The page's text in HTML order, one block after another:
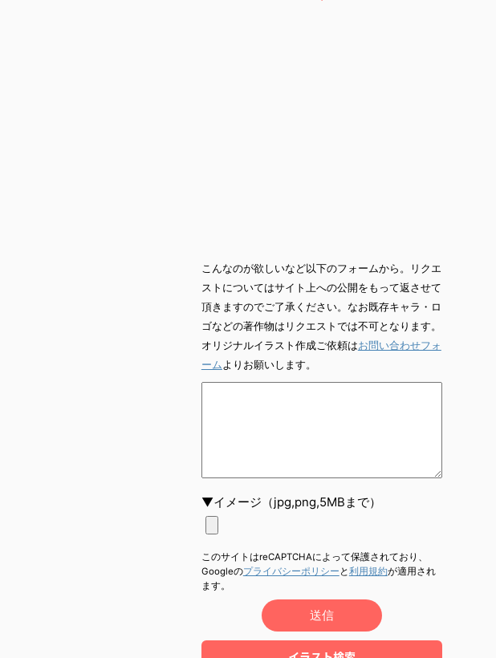
こんなのが欲しいなど以下のフォームから。リクエ
ストについてはサイト上への公開をもって返させて
頂きますのでご了承ください。なお既存キャラ・ロ
ゴなどの著作物はリクエストでは不可となります。
オリジナルイラスト作成ご依頼はお問い合わせフォ
ーム よりお願いします。
▼イメージ（jpg,png,5MBまで）
このサイトはreCAPTCHAによって保護されており、
Googleのプライバシーポリシー と利用規約が適用され
ます。